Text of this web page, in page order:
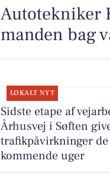
Autotekniker
manden bag
LOKALT NYT
Sidste etape af
Århusvej i Søften
trafikpåvirkninger de
kommende uger